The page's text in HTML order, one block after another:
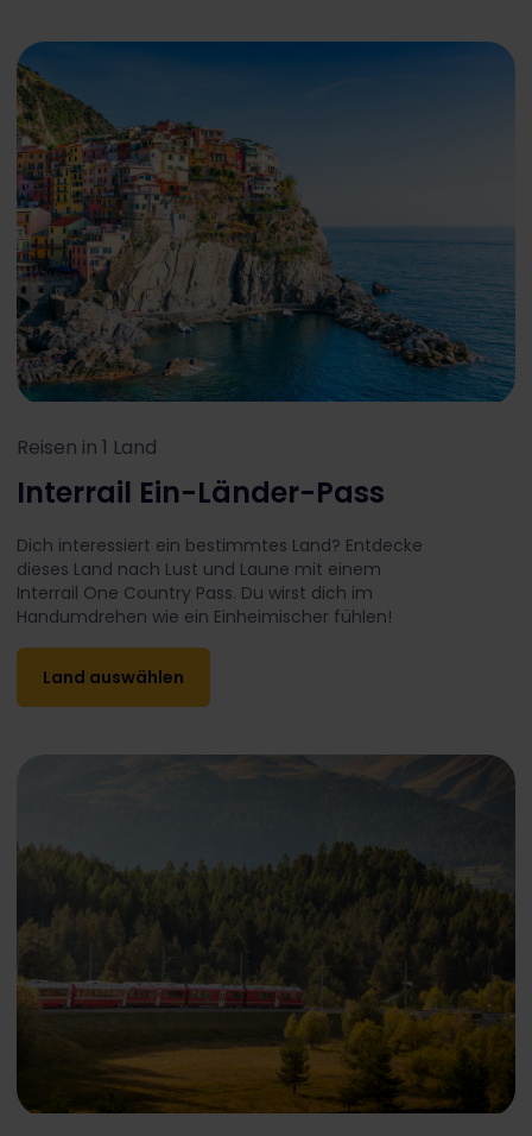
Reisen in 1 Land
Interrail Ein-Länder-Pass
Dich interessiert ein bestimmtes Land? Entdecke
dieses Land nach Lust und Laune mit einem
Interrail One Country Pass. Du wirst dich im
Handumdrehen wie ein Einheimischer fühlen!
Land auswählen